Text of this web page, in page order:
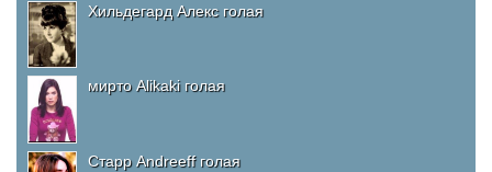
Хильдегард Алекс голая
мирто Alikaki голая
Старр Andreeff голая